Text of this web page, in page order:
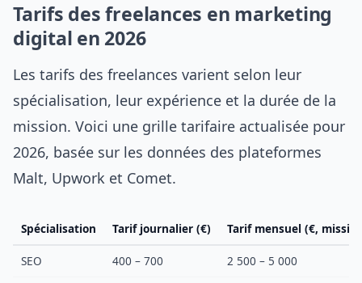
Tarifs des freelances en marketing
digital en 2026
Les tarifs des freelances varient selon leur
spécialisation, leur expérience et la durée de la
mission. Voici une grille tarifaire actualisée pour
2026, basée sur les données des plateformes
Malt, Upwork et Comet.
Spécialisation Tarif journalier (€) Tarif mensuel (€,
SEO 400 – 700 2 500 – 5 000